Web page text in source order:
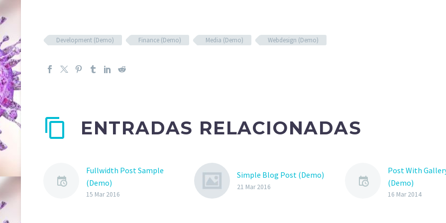
Development (Demo) Finance (Demo) Media (Demo) Webdesign (Demo)
ENTRADAS RELACIONADAS
Fullwidth Post Sample
(Demo)
15 Mar 2016
Simple Blog Post (Demo)
21 Mar 2016
Post With
(Demo)
Lorem Ipsum.
16 Mar 2014